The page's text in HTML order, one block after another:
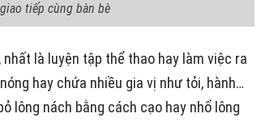
tiếp cùng bàn bè
, nhất là luyện tập thể thao hay làm việc ra
hay chứa nhiều gia vị như tỏi, hành…
lông nách bằng cách cạo hay nhổ lông